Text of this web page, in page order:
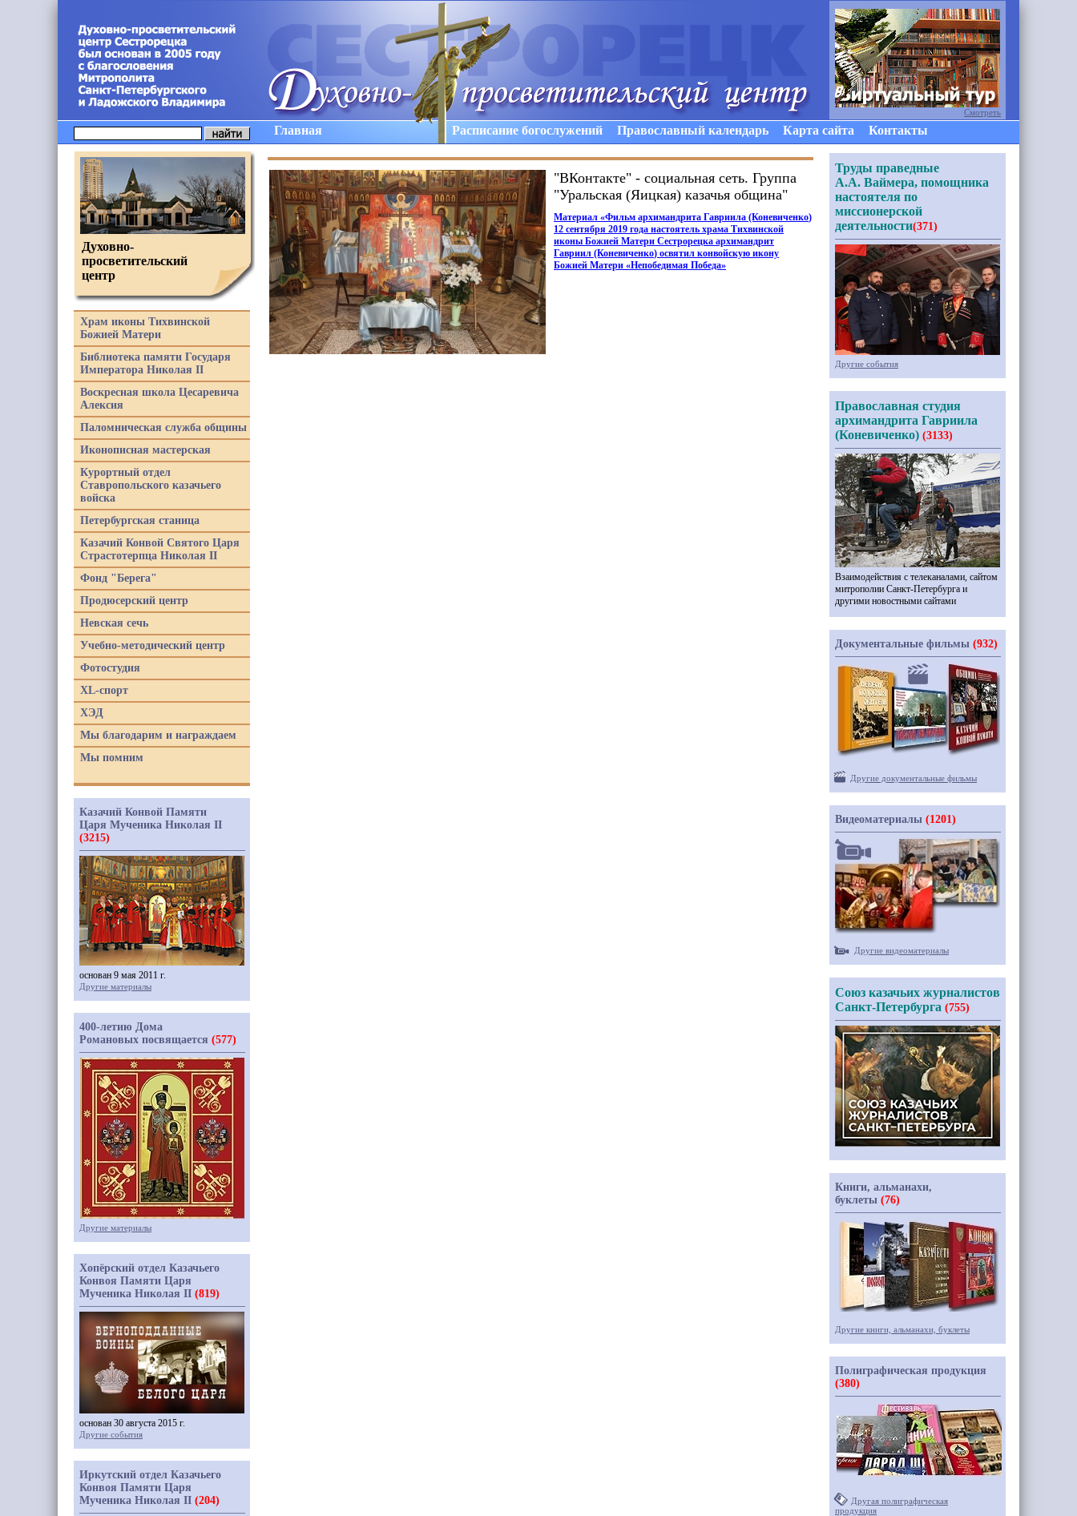
Главная Расписание богослужений Православный календарь Карта сайта Контакты
"ВКонтакте" - социальная сеть. Группа
"Уральская (Яицкая) казачья община"
Материал «Фильм архимандрита Гавриила (Коневиченко)
12 сентября 2019 года настоятель храма Тихвинской
иконы Божией Матери Сестрорецка архимандрит
Гавриил (Коневиченко) освятил конвойскую икону
Божией Матери «Непобедимая Победа»
Духовно-
просветительский
центр
Храм иконы Тихвинской
Божией Матери
Библиотека памяти Государя
Императора Николая II
Воскресная школа Цесаревича
Алексия
Паломническая служба общины
Иконописная мастерская
Курортный отдел
Ставропольского казачьего
войска
Петербургская станица
Казачий Конвой Святого Царя
Страстотерпца Николая II
Фонд "Берега"
Продюсерский центр
Невская сечь
Учебно-методический центр
Фотостудия
XL-спорт
ХЭД
Мы благодарим и награждаем
Мы помним
Казачий Конвой Памяти
Царя Мученика Николая II
(3215)
основан 9 мая 2011 г.
Другие материалы
400-летию Дома
Романовых посвящается (577)
Другие материалы
Хопёрский отдел Казачьего
Конвоя Памяти Царя
Мученика Николая II (819)
основан 30 августа 2015 г.
Другие события
Иркутский отдел Казачьего
Конвоя Памяти Царя
Мученика Николая II (204)
Смотреть
Труды праведные
А.А. Ваймера, помощника
настоятеля по
миссионерской
деятельности(371)
Другие события
Православная студия
архимандрита Гавриила
(Коневиченко) (3133)
Взаимодействия с телеканалами, сайтом
митрополии Санкт-Петербурга и
другими новостными сайтами
Документальные фильмы (932)
Другие документальные фильмы
Видеоматериалы (1201)
Другие видеоматериалы
Союз казачьих журналистов
Санкт-Петербурга (755)
Книги, альманахи,
буклеты (76)
Другие книги, альманахи, буклеты
Полиграфическая продукция
(380)
Другая полиграфическая
продукция